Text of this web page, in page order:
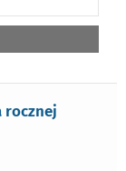
rocznej